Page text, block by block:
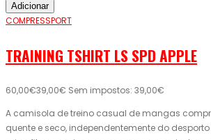
Adicionar
COMPRESSPORT
TRAINING TSHIRT LS SPD APPLE
60,00€39,00€ Sem impostos: 39,00€
A camisola de treino casual de mangas
quente e seco, independentemente do